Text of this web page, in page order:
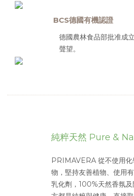
BCS德國有機認證
德國農林食品部批准成
聲望。
純粹天然 Pure &
PRIMAVERA 從不使用化
物，堅持友善植物、使用
乳化劑，100%天然香氛及